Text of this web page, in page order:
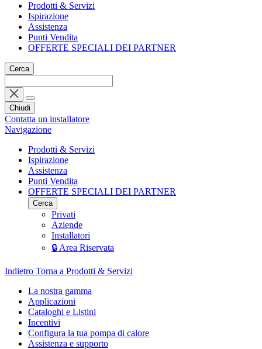
Prodotti & Servizi
Ispirazione
Assistenza
Punti Vendita
OFFERTE SPECIALI DEI PARTNER
Cerca
Chiudi
Contatta un installatore
Navigazione
Prodotti & Servizi
Ispirazione
Assistenza
Punti Vendita
OFFERTE SPECIALI DEI PARTNER
Cerca
Privati
Aziende
Installatori
🔒 Area Riservata
Indietro Torna a Prodotti & Servizi
La nostra gamma
Applicazioni
Cataloghi e Listini
Incentivi
Configura la tua pompa di calore
Assistenza e supporto